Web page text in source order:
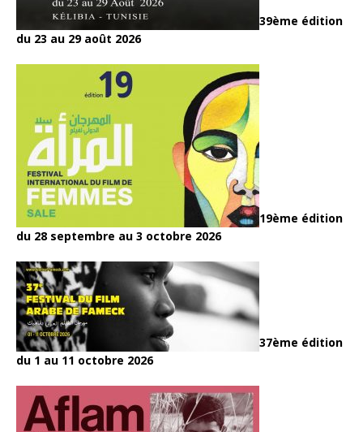
39ème édition
du 23 au 29 août 2026
19ème édition
du 28 septembre au 3 octobre 2026
37ème édition
du 1 au 11 octobre 2026